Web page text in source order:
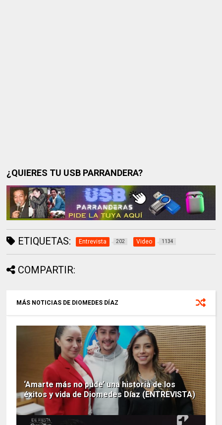
¿QUIERES TU USB PARRANDERA?
ETIQUETAS: Entrevista 202 Video 1134
COMPARTIR:
MÁS NOTICIAS DE DIOMEDES DÍAZ
‘Amarte más no pude’ una historia de los
éxitos y vida de Diomedes Díaz (ENTREVISTA)